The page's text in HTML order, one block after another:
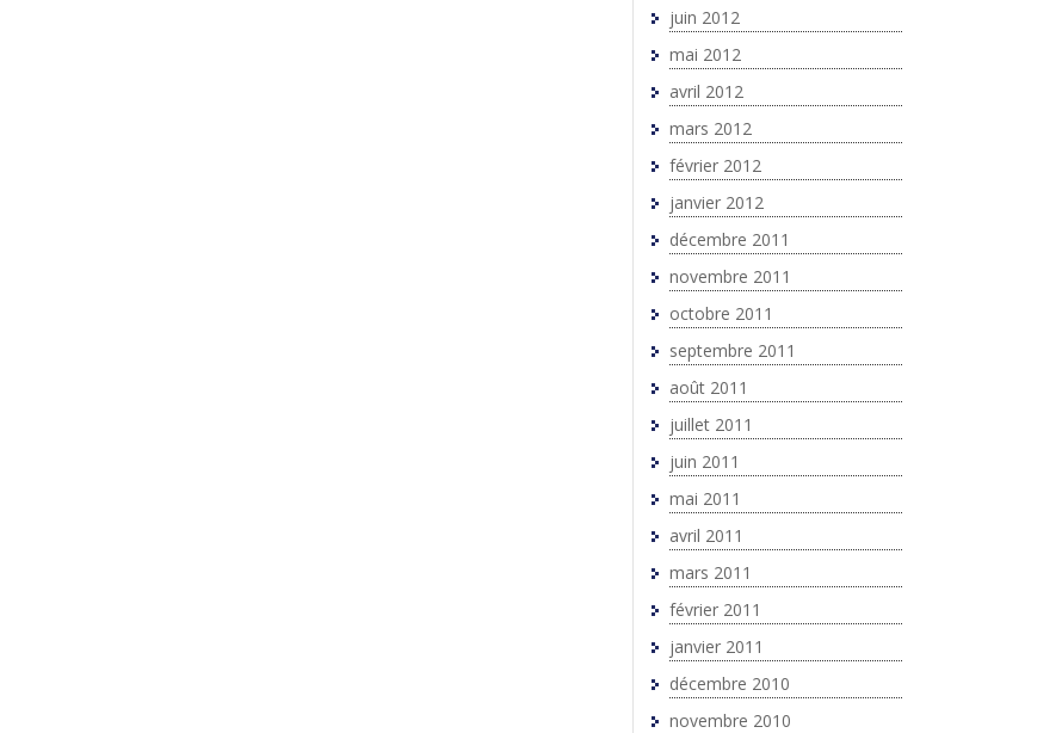
juin 2012
mai 2012
avril 2012
mars 2012
février 2012
janvier 2012
décembre 2011
novembre 2011
octobre 2011
septembre 2011
août 2011
juillet 2011
juin 2011
mai 2011
avril 2011
mars 2011
février 2011
janvier 2011
décembre 2010
novembre 2010